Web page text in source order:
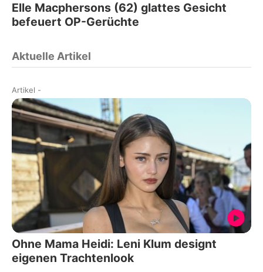
Elle Macphersons (62) glattes Gesicht
befeuert OP-Gerüchte
Aktuelle Artikel
Artikel -
Ohne Mama Heidi: Leni Klum designt
eigenen Trachtenlook